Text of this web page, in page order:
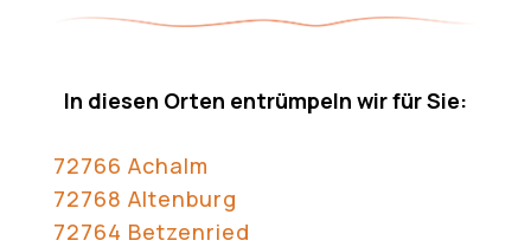
In diesen Orten entrümpeln wir für Sie:
72766 Achalm
72768 Altenburg
72764 Betzenried